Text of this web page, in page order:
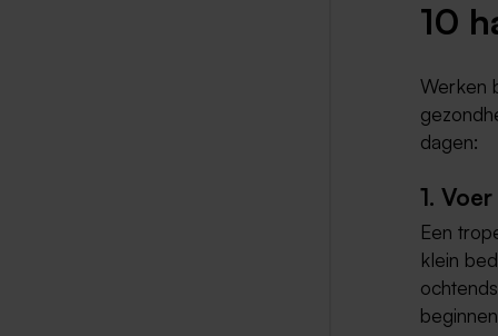
10
Werken
dagen:
1.
Een
klein